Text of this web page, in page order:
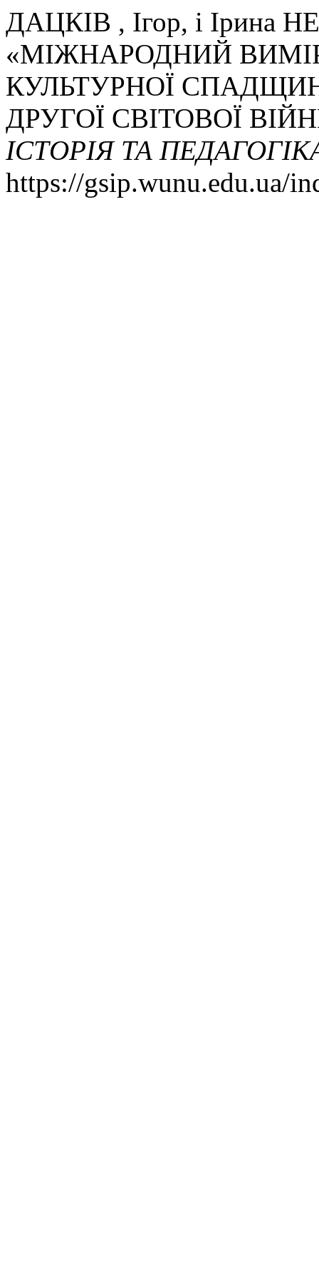
ДАЦКІВ , Ігор, і Ірина
«МІЖНАРОДНИЙ
КУЛЬТУРНОЇ
ДРУГОЇ СВІТОВОЇ
ІСТОРІЯ ТА
https://gsip.wunu.edu.ua/